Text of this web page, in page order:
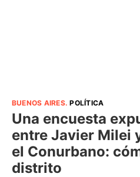
BUENOS AIRES.POLÍTICA
Una encuesta
entre Javier Milei
el Conurbano:
distrito